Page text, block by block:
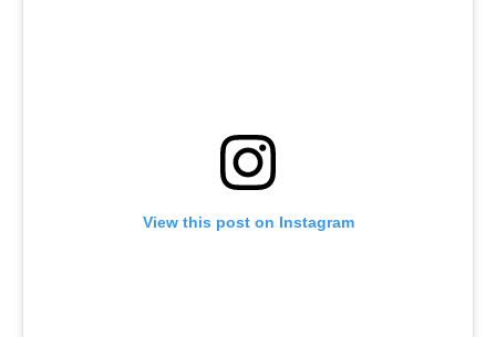
View this post on Instagram